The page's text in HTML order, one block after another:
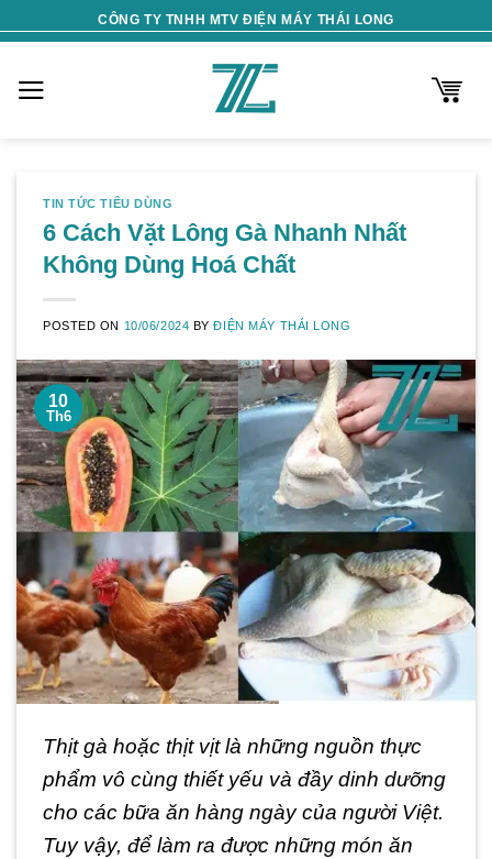
to
CÔNG TY TNHH MTV ĐIỆN MÁY THÁI LONG
TIN TỨC TIÊU DÙNG
6 Cách Vặt Lông Gà Nhanh Nhất
Không Dùng Hoá Chất
POSTED ON 10/06/2024 BYĐIỆN MÁY THÁI LONG
10
Th6
Thịt gà hoặc thịt vịt là những nguồn thực
phẩm vô cùng thiết yếu và đầy dinh dưỡng
cho các bữa ăn hàng ngày của người Việt.
Tuy vậy, để làm ra được những món ăn